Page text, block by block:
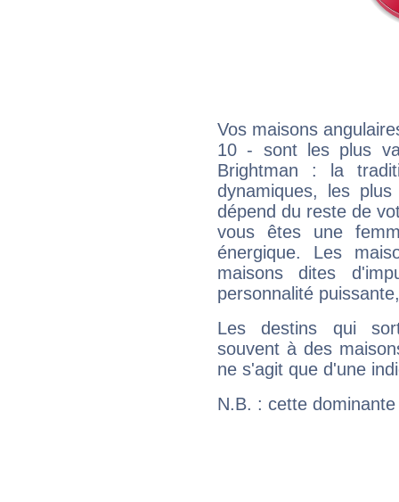
Vos maisons
10 - sont les plus
Brightman : la
dynamiques, les
dépend du reste de
vous êtes une
énergique. Les
maisons dites
personnalité
Les destins qui
souvent à des
ne s'agit que d'une
N.B. : cette